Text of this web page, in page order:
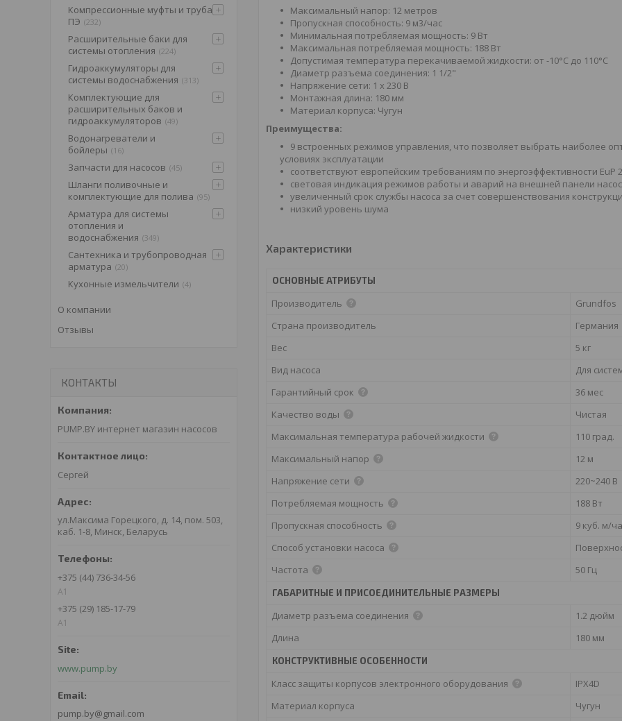
Максимальный напор: 12 метров
Пропускная способность: 9 м3/час
Минимальная потребляемая мощность: 9 Вт
Максимальная потребляемая мощность: 188 Вт
Допустимая температура перекачиваемой жидкости: от -10°C до 110°C
Диаметр разъема соединения: 1 1/2"
Напряжение сети: 1 х 230 В
Монтажная длина: 180 мм
Материал корпуса: Чугун
Преимущества:
9 встроенных режимов управления, что позволяет выбрать наиболее
условиях эксплуатации
соответствуют европейским требованиям по энергоэффективности EuP
световая индикация режимов работы и аварий на внешней панели
увеличенный срок службы насоса за счет совершенствования
низкий уровень шума
Характеристики
ОСНОВНЫЕ АТРИБУТЫ
Производитель
Grundfos
Страна производитель
Германия
Вес
5 кг
Вид насоса
Для
Гарантийный срок
36 мес
Качество воды
Чистая
Максимальная температура рабочей жидкости
110 град.
Максимальный напор
12 м
Напряжение сети
220~240 В
Потребляемая мощность
188 Вт
Пропускная способность
9 куб. м/
Способ установки насоса
Частота
50 Гц
ГАБАРИТНЫЕ И ПРИСОЕДИНИТЕЛЬНЫЕ РАЗМЕРЫ
Диаметр разъема соединения
1.2 дюйм
Длина
180 мм
КОНСТРУКТИВНЫЕ ОСОБЕННОСТИ
Класс защиты корпусов электронного оборудования
IPX4D
Материал корпуса
Чугун
Компрессионные муфты и труба
ПЭ 232
Расширительные баки для
системы отопления 224
Гидроаккумуляторы для
системы водоснабжения 313
Комплектующие для
расширительных баков и
гидроаккумуляторов 49
Водонагреватели и
бойлеры
16
Запчасти для насосов 45
Шланги поливочные и
комплектующие для полива 95
Арматура для системы
отопления и
водоснабжения 349
Сантехника и трубопроводная
арматура 20
Кухонные измельчители 4
О компании
Отзывы
КОНТАКТЫ
PUMP.BY интернет магазин насосов
Сергей
ул.Максима Горецкого, д. 14, пом. 503,
каб. 1-8, Минск, Беларусь
+375 (44) 736-34-56
A1
+375 (29) 185-17-79
A1
www.pump.by
pump.by@gmail.com